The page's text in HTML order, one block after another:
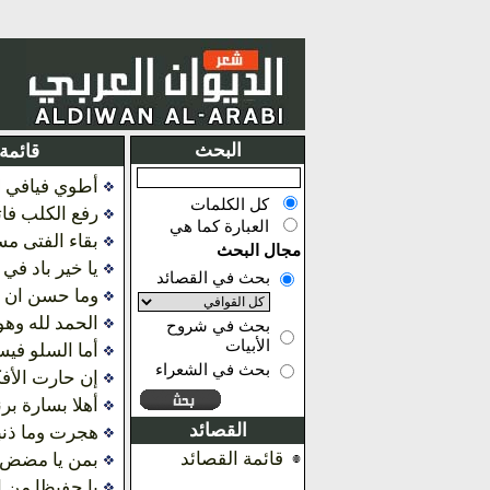
البحث
كل الكلمات
العبارة كما هي
مجال البحث
بحث في القصائد
بحث في شروح
الأبيات
بحث في الشعراء
القصائد
قائمة القصائد
أطوي فيافي
رفع الكلب
بقاء الفتى
يا خير باد
وما حسن ان
الحمد لله
أما السلو
إن حارت
أهلا بسارة
هجرت وما
بمن يا مضض